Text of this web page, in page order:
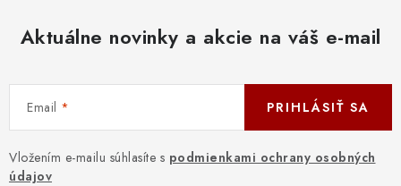
Aktuálne novinky a akcie na váš e-mail
Email
Vložením e-mailu súhlasíte s podmienkami ochrany osobných
údajov
PRIHLÁSIŤ SA